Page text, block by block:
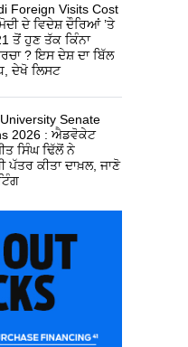
Foreign Visits Cost
ਦੇ ਵਿਦੇਸ਼ ਦੌਰਿਆਂ ’ਤੇ
ਤੋਂ ਹੁਣ ਤੱਕ ਕਿੰਨਾ
? ਇਸ ਦੇਸ਼ ਦਾ ਬਿੱਲ
ਦੇਖੋ ਲਿਸਟ
Senate
2026 : ਐਡਵੋਕੇਟ
ਸਿੰਘ ਢਿੱਲੋਂ ਨੇ
ਪੱਤਰ ਕੀਤਾ ਦਾਖ਼ਲ, ਜਾਣੋ